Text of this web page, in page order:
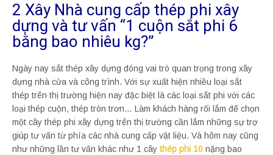
2 Xây Nhà cung cấp thép phi xây
dựng và tư vấn “1 cuộn sắt phi 6
bằng bao nhiêu kg?”
Ngày nay sắt thép xây dựng đóng vai trò quan trọng trong xây
dựng nhà cửa và công trình. Với sự xuất hiện nhiều loại sắt
thép trên thị trường hiện nay đặc biệt là các loại sắt phi với các
loại thép cuộn, thép tròn trơn… Làm khách hàng rối lắm để chọn
một cây thép phi xây dựng trên thị trường cần lắm những sự trợ
giúp tư vấn từ phía các nhà cung cấp vật liệu. Và hôm nay cũng
như những lần tư vấn khác như 1 cây thép phi 10 nặng bao